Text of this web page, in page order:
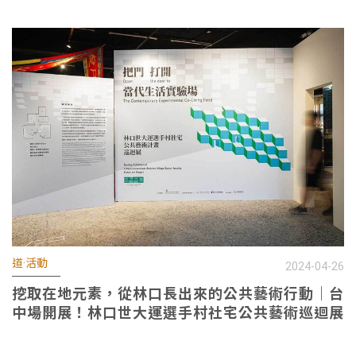
道·活動 2024-04-26
挖取在地元素，從林口長出來的公共藝術行動｜台
中場開展！林口世大運選手村社宅公共藝術巡迴展